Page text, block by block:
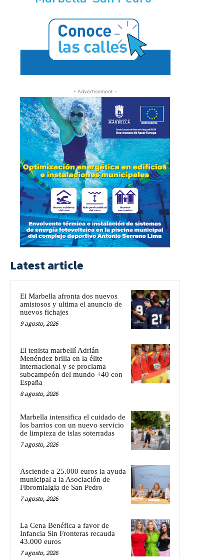
- Advertisement -
Latest article
El Marbella afronta dos nuevos
amistosos y ultima el anuncio de
nuevos fichajes
9 agosto, 2026
El tenista marbellí Adrián
Menéndez brilla en la élite
internacional y se proclama
subcampeón del mundo +40 con
España
8 agosto, 2026
Marbella intensifica el cuidado de
los barrios con un nuevo servicio
de limpieza de islas soterradas
7 agosto, 2026
Asciende a 25.000 euros la ayuda
municipal a la Asociación de
Fibromialgia de San Pedro
7 agosto, 2026
La Cena Benéfica a favor de
Infancia Sin Fronteras recauda
43.000 euros
7 agosto, 2026